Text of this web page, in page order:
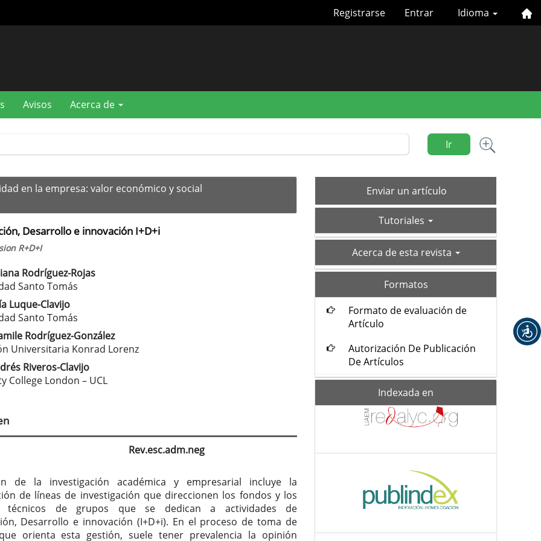
Idioma
Registrarse Entrar
Avisos Acerca de
Ir
en la empresa: valor económico y social
Desarrollo e innovación I+D+i
R+D+I
Rodríguez-Rojas
Santo Tomás
Luque-Clavijo
Santo Tomás
Rodríguez-González
Universitaria Konrad Lorenz
Riveros-Clavijo
College London – UCL
Rev.esc.adm.neg
de la investigación académica y empresarial incluye la
de líneas de investigación que direccionen los fondos y los
técnicos de grupos que se dedican a actividades de
Desarrollo e innovación (I+D+i). En el proceso de toma de
orienta esta gestión, suele tener prevalencia la opinión
Enviar
un
Enviar un artículo
Tutoriales
acerca-Acerca de esta revista
Formatos
Formato de evaluación de
Artículo
Autorización De Publicación
De Artículos
Indexada en